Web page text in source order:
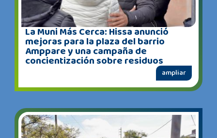
La Muni Más Cerca: Hissa anunció
mejoras para la plaza del barrio
Amppare y una campaña de
concientización sobre residuos
ampliar